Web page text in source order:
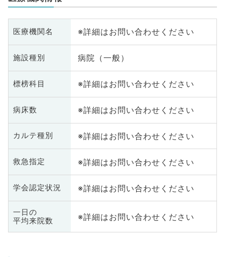
医療機関名 ※詳細はお問い合わせください
施設種別 病院（一般）
標榜科目 ※詳細はお問い合わせください
病床数 ※詳細はお問い合わせください
カルテ種別 ※詳細はお問い合わせください
救急指定 ※詳細はお問い合わせください
学会認定状況 ※詳細はお問い合わせください
一日の
平均来院数
※詳細はお問い合わせください